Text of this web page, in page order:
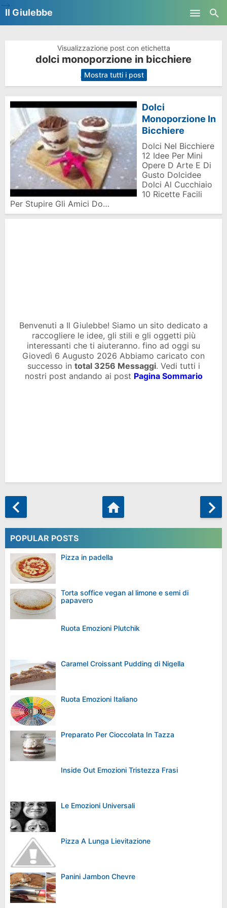
Il Giulebbe
Visualizzazione post con etichetta
dolci monoporzione in bicchiere
. Mostra tutti i post
Dolci
Monoporzione In
Bicchiere
Dolci Nel Bicchiere
12 Idee Per Mini
Opere D Arte E Di
Gusto Dolcidee
Dolci Al Cucchiaio
10 Ricette Facili
Per Stupire Gli Amici Do…
Benvenuti a Il Giulebbe! Siamo un sito dedicato a
raccogliere le idee, gli stili e gli oggetti più
interessanti che ti aiuteranno. fino ad oggi su
Giovedì 6 Augusto 2026 Abbiamo caricato con
successo in total 3256 Messaggi. Vedi tutti i
nostri post andando ai post Pagina Sommario
POPULAR POSTS
Pizza in padella
Torta soffice vegan al limone e semi di
papavero
Ruota Emozioni Plutchik
Caramel Croissant Pudding di Nigella
Ruota Emozioni Italiano
Preparato Per Cioccolata In Tazza
Inside Out Emozioni Tristezza Frasi
Le Emozioni Universali
Pizza A Lunga Lievitazione
Panini Jambon Chevre